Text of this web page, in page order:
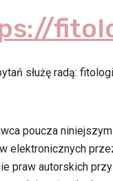
służę radą:
poucza
elektronicznych
praw autorskich